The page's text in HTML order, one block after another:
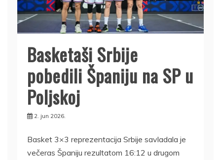
Basketaši Srbije
pobedili Španiju na SP u
Poljskoj
2. jun 2026.
Basket 3×3 reprezentacija Srbije savladala je
večeras Španiju rezultatom 16:12 u drugom